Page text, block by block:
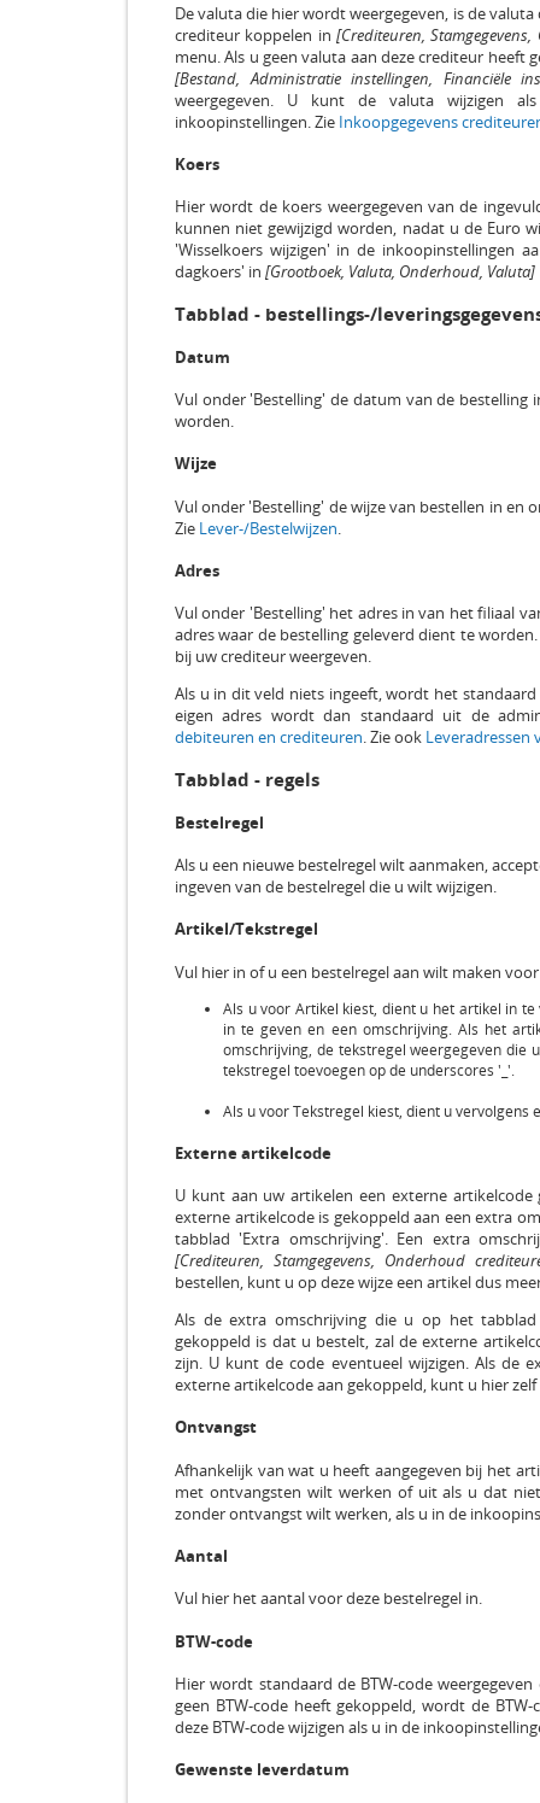
De valuta die hier wordt weergegeven, is de
crediteur koppelen in [Crediteuren,
menu. Als u geen valuta aan deze crediteur
[Bestand, Administratie instellingen, Financiële
weergegeven. U kunt de valuta wijzigen
inkoopinstellingen. Zie Inkoopgegevens
Koers
Hier wordt de koers weergegeven van de
kunnen niet gewijzigd worden, nadat u de Euro
'Wisselkoers wijzigen' in de inkoopinstellingen
dagkoers' in [Grootboek, Valuta, Onderhoud, Valuta]
Tabblad - bestellings-/
Datum
Vul onder 'Bestelling' de datum van de bestelling
worden.
Wijze
Vul onder 'Bestelling' de wijze van bestellen in en
Zie Lever-/Bestelwijzen.
Adres
Vul onder 'Bestelling' het adres in van het filiaal
adres waar de bestelling geleverd dient te
bij uw crediteur weergeven.
Als u in dit veld niets ingeeft, wordt het
eigen adres wordt dan standaard uit de
debiteuren en crediteuren. Zie ook Leveradressen
Tabblad - regels
Bestelregel
Als u een nieuwe bestelregel wilt aanmaken,
ingeven van de bestelregel die u wilt wijzigen.
Artikel/Tekstregel
Vul hier in of u een bestelregel aan wilt maken
Als u voor Artikel kiest, dient u het artikel in
in te geven en een omschrijving. Als het
omschrijving, de tekstregel weergegeven die
tekstregel toevoegen op de underscores '_'.
Als u voor Tekstregel kiest, dient u
Externe artikelcode
U kunt aan uw artikelen een externe
externe artikelcode is gekoppeld aan een extra
tabblad 'Extra omschrijving'. Een extra
[Crediteuren, Stamgegevens, Onderhoud
bestellen, kunt u op deze wijze een artikel dus
Als de extra omschrijving die u op het
gekoppeld is dat u bestelt, zal de externe
zijn. U kunt de code eventueel wijzigen. Als de
externe artikelcode aan gekoppeld, kunt u hier zelf
Ontvangst
Afhankelijk van wat u heeft aangegeven bij het
met ontvangsten wilt werken of uit als u dat
zonder ontvangst wilt werken, als u in de
Aantal
Vul hier het aantal voor deze bestelregel in.
BTW-code
Hier wordt standaard de BTW-code
geen BTW-code heeft gekoppeld, wordt de
deze BTW-code wijzigen als u in de
Gewenste leverdatum